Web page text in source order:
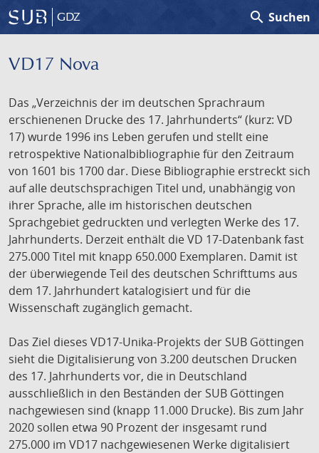
GDZ search Suchen
VD17 Nova
Das „Verzeichnis der im deutschen Sprachraum
erschienenen Drucke des 17. Jahrhunderts“ (kurz: VD
17) wurde 1996 ins Leben gerufen und stellt eine
retrospektive Nationalbibliographie für den Zeitraum
von 1601 bis 1700 dar. Diese Bibliographie erstreckt sich
auf alle deutschsprachigen Titel und, unabhängig von
ihrer Sprache, alle im historischen deutschen
Sprachgebiet gedruckten und verlegten Werke des 17.
Jahrhunderts. Derzeit enthält die VD 17-Datenbank fast
275.000 Titel mit knapp 650.000 Exemplaren. Damit ist
der überwiegende Teil des deutschen Schrifttums aus
dem 17. Jahrhundert katalogisiert und für die
Wissenschaft zugänglich gemacht.
Das Ziel dieses VD17-Unika-Projekts der SUB Göttingen
sieht die Digitalisierung von 3.200 deutschen Drucken
des 17. Jahrhunderts vor, die in Deutschland
ausschließlich in den Beständen der SUB Göttingen
nachgewiesen sind (knapp 11.000 Drucke). Bis zum Jahr
2020 sollen etwa 90 Prozent der insgesamt rund
275.000 im VD17 nachgewiesenen Werke digitalisiert